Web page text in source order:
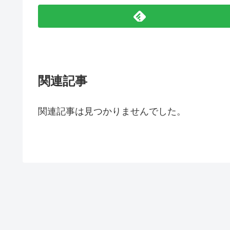
関連記事
関連記事は見つかりませんでした。